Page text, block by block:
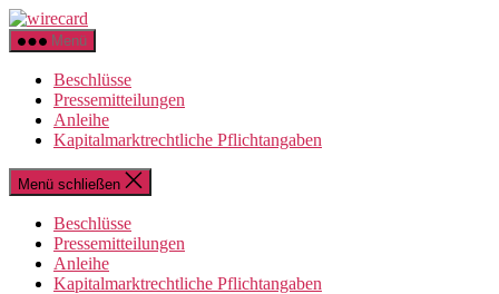
Zum
Inhalt
springen
Menü
Beschlüsse
Pressemitteilungen
Anleihe
Kapitalmarktrechtliche Pflichtangaben
Menü schließen
Beschlüsse
Pressemitteilungen
Anleihe
Kapitalmarktrechtliche Pflichtangaben